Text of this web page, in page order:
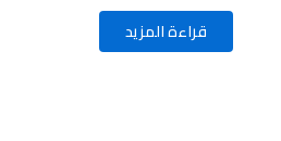
قراءة المزيد